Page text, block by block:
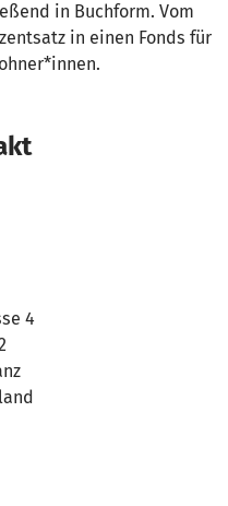
in Buchform. Vom
in einen Fonds für
4